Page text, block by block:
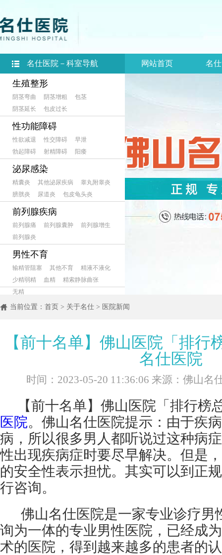
生殖整形
阴茎弯曲 阴茎增粗
包茎
阴茎延长
包皮过长
性功能障碍
性欲减退 性交障碍
早泄
勃起障碍
射精障碍 阳痿
泌尿感染
精囊炎 其他泌尿疾病
睾丸附睾炎
膀胱炎
尿道炎 包皮龟头炎
前列腺疾病
前列腺痛 前列腺囊肿
前列腺增生
前列腺炎
男性不育
输精管阻塞 其他不育
精液不液化
少精弱精
血精
精索静脉曲张
无精
名仕医院－科室导航 网站首页 名
当前位置： 首页 > 关于名仕 > 医院新闻
【前十名单】佛山医院「排行
名仕医院
时间：2023-05-20 11:36:06 来源：佛山名
【前十名单】佛山医院「排行榜
医院。佛山名仕医院提示：由于疾
病，所以很多男人都听说过这种病
性出现疾病症时要尽早解决。但是
的安全性表示担忧。其实可以到正
行咨询。
佛山名仕医院是一家专业诊疗男
询为一体的专业男性医院，已经成
术的医院，得到越来越多的患者的